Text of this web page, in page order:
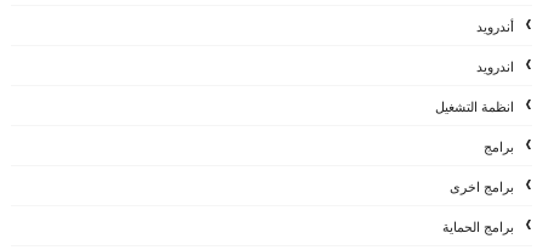
أندرويد
اندرويد
انظمة التشغيل
برامج
برامج اخرى
برامج الحماية